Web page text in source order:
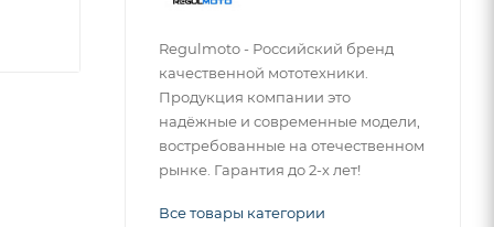
Regulmoto - Российский бренд
качественной мототехники.
Продукция компании это
надёжные и современные модели,
востребованные на отечественном
рынке. Гарантия до 2-х лет!
Все товары категории